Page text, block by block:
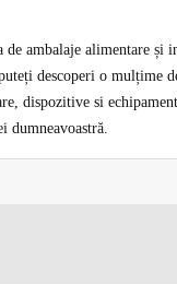
ambalaje alimentare și
descoperi o
dispozitive si
dumneavoastră.